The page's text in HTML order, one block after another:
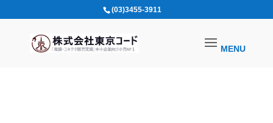
(03)3455-3911